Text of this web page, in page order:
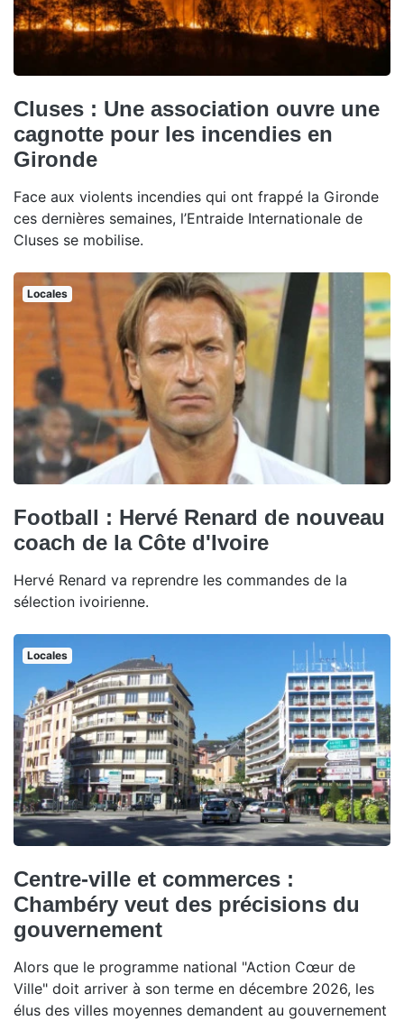
Cluses : Une association ouvre une
cagnotte pour les incendies en
Gironde
Face aux violents incendies qui ont frappé la Gironde
ces dernières semaines, l’Entraide Internationale de
Cluses se mobilise.
Locales
Football : Hervé Renard de nouveau
coach de la Côte d'Ivoire
Hervé Renard va reprendre les commandes de la
sélection ivoirienne.
Locales
Centre-ville et commerces :
Chambéry veut des précisions du
gouvernement
Alors que le programme national "Action Cœur de
Ville" doit arriver à son terme en décembre 2026, les
élus des villes moyennes demandent au gouvernement